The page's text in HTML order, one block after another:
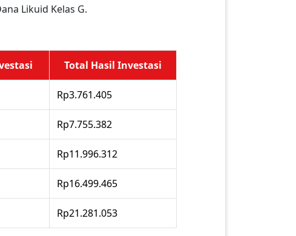
Likuid Kelas G.
Total Hasil Investasi
Rp3.761.405
Rp7.755.382
Rp11.996.312
Rp16.499.465
Rp21.281.053